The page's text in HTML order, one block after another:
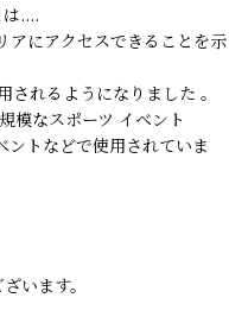
....
アにアクセスできることを示
れるようになりました 。
模なスポーツ イベント
トなどで使用されていま
います。